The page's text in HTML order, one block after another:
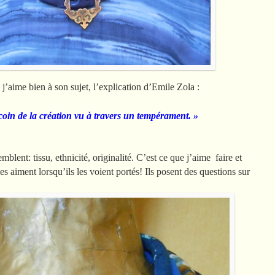
j’aime bien à son sujet, l’explication d’Emile Zola :
de la création vu à travers un tempérament. »
tissu, ethnicité, originalité. C’est ce que j’aime faire et
aiment lorsqu’ils les voient portés! Ils posent des questions sur